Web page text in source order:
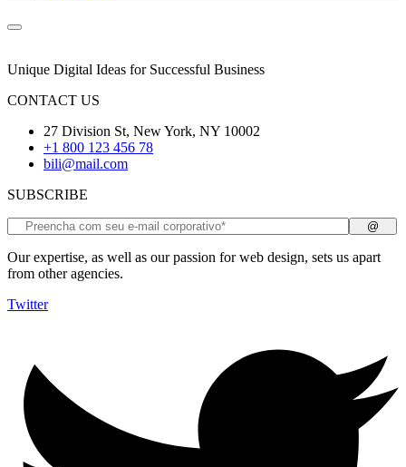
Unique Digital Ideas for Successful Business
CONTACT US
27 Division St, New York, NY 10002
+1 800 123 456 78
bili@mail.com
SUBSCRIBE
Our expertise, as well as our passion for web design, sets us apart
from other agencies.
Twitter